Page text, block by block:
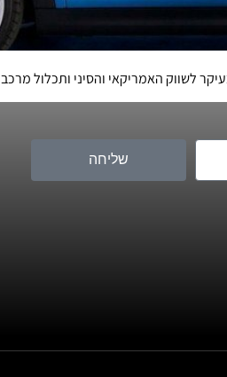
והסיני ותכלול מרכב 3 קופסאות עם תא מטען נפרד
שליחה